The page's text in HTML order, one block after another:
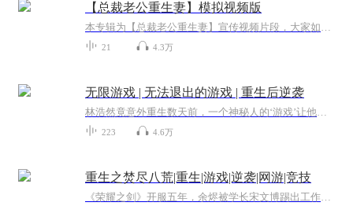
【总裁老公重生妻】模拟视频版
本专辑为【总裁老公重生妻】宣传视频片段，大家如果喜欢的话可以关注另一张专辑，完整版音频全在那个专辑里。竹艺萌动工作室，用心给你讲故事。
21 4.3万
无限游戏 | 无法退出的游戏 | 重生后逆袭
林浩然竟意外重生数天前，一个神秘人的‘游戏’让他从此走上逆袭之路。金钱？美女？力量？统统收下！龙游都市，神鬼避退，为你揭开那隐藏在繁华都市下的人心险恶，还有那莫测的神秘事物……
223 4.6万
重生之焚尽八荒|重生|游戏|逆袭|网游|竞技
《荣耀之剑》开服五年，余烬被学长宋文博踢出工作室，遭‘泰坦陨落’公会打压，沦为半吊子职业玩家。五周年纪念日，他竟重生回五年前游戏开服十五天之时！这一世，他删除原角色，重选人族火焰法师，取名‘余烬’。凭借前世记忆，他抢先触发隐藏任务，获得...